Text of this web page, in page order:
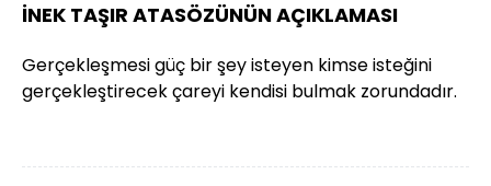
İNEK TAŞIR ATASÖZÜNÜN AÇIKLAMASI
Gerçekleşmesi güç bir şey isteyen kimse isteğini
gerçekleştirecek çareyi kendisi bulmak zorundadır.